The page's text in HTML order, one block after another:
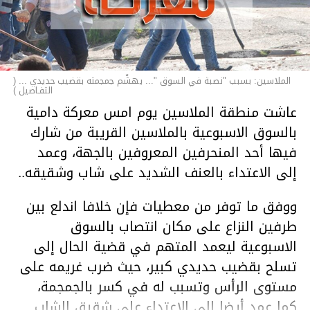
الملاسين: بسبب "نصبة في السوق "... يهشّم جمجمته بقضيب حديدي ... (
التفـاصيل )
عاشت منطقة الملاسين يوم امس معركة دامية
بالسوق الاسبوعية بالملاسين القريبة من شارك
فيها أحد المنحرفين المعروفين بالجهة، وعمد
إلى الاعتداء بالعنف الشديد على شاب وشقيقه..
ووفق ما توفر من معطيات فإن خلافا اندلع بين
طرفين النزاع على مكان انتصاب بالسوق
الاسبوعية ليعمد المتهم في قضية الحال إلى
تسلح بقضيب حديدي كبير، حيث ضرب غريمه على
مستوى الرأس وتسبب له في كسر بالجمجمة،